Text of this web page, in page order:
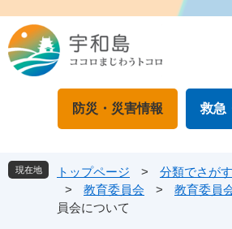
ジ
の
ュ
ー
本
文
防災・災害情報 救急
現在地 トップページ > 分類でさがす
>
教育委員会 > 教育委員
員会について